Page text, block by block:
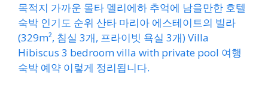
목적지 가까운 몰타 멜리에하 추억에 남을만한 호텔
숙박 인기도 순위 산타 마리아 에스테이트의 빌라
(329m², 침실 3개, 프라이빗 욕실 3개) Villa
Hibiscus 3 bedroom villa with private pool 여행
숙박 예약 이렇게 정리됩니다.